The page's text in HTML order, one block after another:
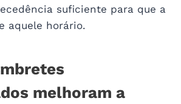
suficiente para que a
aquele horário.
melhoram a